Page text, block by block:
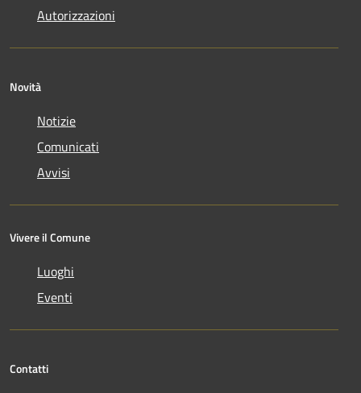
Autorizzazioni
Novità
Notizie
Comunicati
Avvisi
Vivere il Comune
Luoghi
Eventi
Contatti